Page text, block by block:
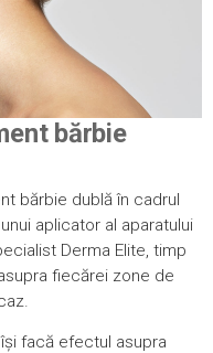
bărbie
bărbie dublă în cadrul
aplicator al aparatului
Derma Elite, timp
fiecărei zone de
facă efectul asupra